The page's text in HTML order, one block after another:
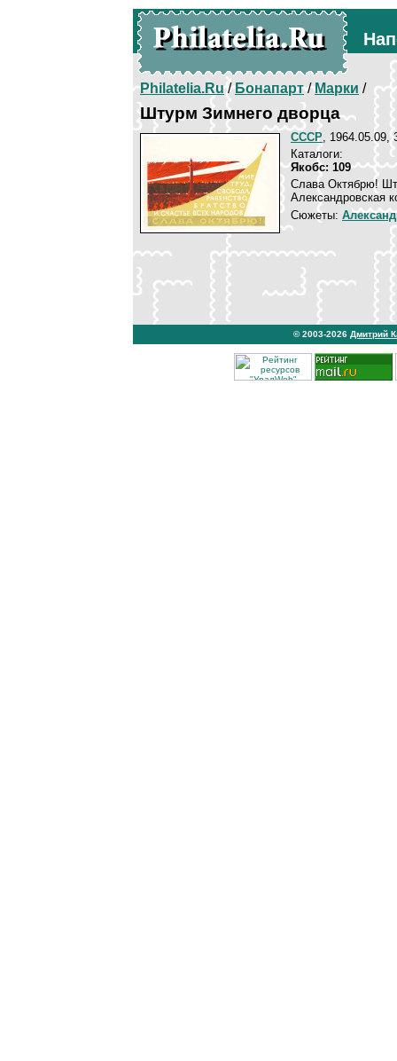
Philatelia.Ru/Бонапарт/Марки /
Штурм Зимнего дворца
СССР, 1964.05.09,
Каталоги:
Якобс: 109
Слава Октябрю!
Александровская
Сюжеты:
© 2003-2026 Дмитрий